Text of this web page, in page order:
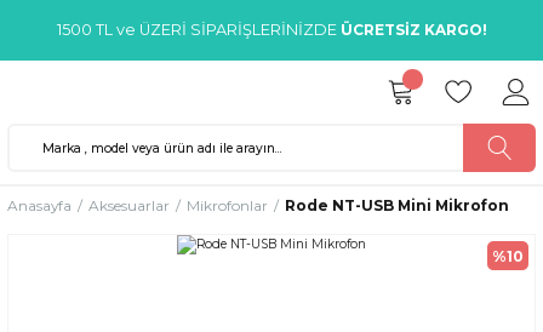
1500 TL ve ÜZERİ SİPARİŞLERİNİZDE ÜCRETSİZ KARGO!
Anasayfa Aksesuarlar Mikrofonlar Rode NT-USB Mini Mikrofon
%10